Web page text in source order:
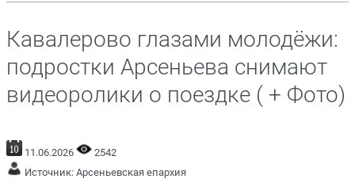
Кавалерово глазами молодёжи:
подростки Арсеньева снимают
видеоролики о поездке ( + Фото)
11.06.2026
2542
Источник: Арсеньевская епархия